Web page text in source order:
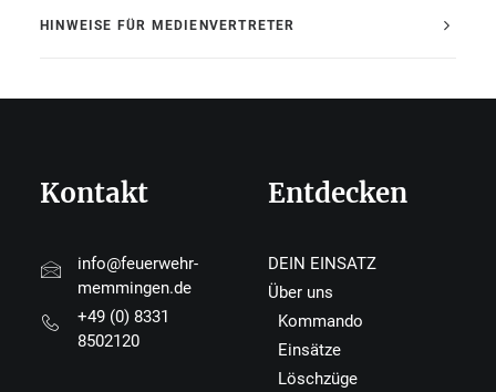
HINWEISE FÜR MEDIENVERTRETER
Kontakt
info@feuerwehr-
memmingen.de
+49 (0) 8331
8502120
Entdecken
DEIN EINSATZ
Über uns
Kommando
Einsätze
Löschzüge